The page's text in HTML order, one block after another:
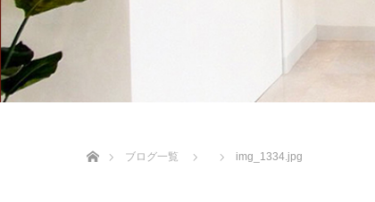
ブログ一覧
img_1334.jpg